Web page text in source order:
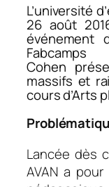
L’université
26 août
événement
Cohen
massifs et
cours d’Arts
Lancée dès
AVAN a